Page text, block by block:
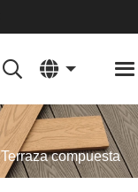
Terraza compuesta